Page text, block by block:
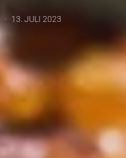
13. JULI 2023